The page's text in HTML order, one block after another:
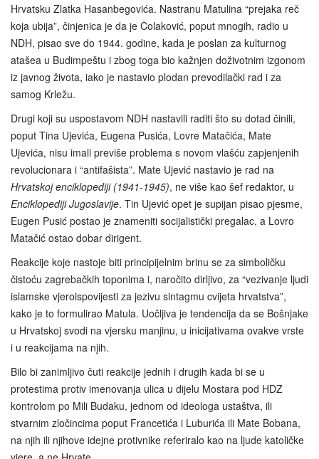
Hrvatsku Zlatka Hasanbegovića. Nastranu Matulina “prejaka reč
koja ubija”, činjenica je da je Čolaković, poput mnogih, radio u
NDH, pisao sve do 1944. godine, kada je poslan za kulturnog
atašea u Budimpeštu i zbog toga bio kažnjen doživotnim izgonom
iz javnog života, iako je nastavio plodan prevodilački rad i za
samog Krležu.
Drugi koji su uspostavom NDH nastavili raditi što su dotad činili,
poput Tina Ujevića, Eugena Pusića, Lovre Matačića, Mate
Ujevića, nisu imali previše problema s novom vlašću zapjenjenih
revolucionara i “antifašista”. Mate Ujević nastavio je rad na
Hrvatskoj enciklopediji (1941-1945), ne više kao šef redaktor, u
Enciklopediji Jugoslavije. Tin Ujević opet je supijan pisao pjesme,
Eugen Pusić postao je znameniti socijalistički pregalac, a Lovro
Matačić ostao dobar dirigent.
Reakcije koje nastoje biti principijelnim brinu se za simboličku
čistoću zagrebačkih toponima i, naročito dirljivo, za “vezivanje ljudi
islamske vjeroispovijesti za jezivu sintagmu cvijeta hrvatstva”,
kako je to formulirao Matula. Uočljiva je tendencija da se Bošnjake
u Hrvatskoj svodi na vjersku manjinu, u inicijativama ovakve vrste
i u reakcijama na njih.
Bilo bi zanimljivo čuti reakcije jednih i drugih kada bi se u
protestima protiv imenovanja ulica u dijelu Mostara pod HDZ
kontrolom po Mili Budaku, jednom od ideologa ustaštva, ili
stvarnim zločincima poput Francetića i Luburića ili Mate Bobana,
na njih ili njihove idejne protivnike referiralo kao na ljude katoličke